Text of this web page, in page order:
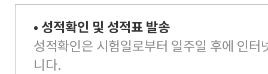
• 성적확인 및 성적표 발송
성적확인은 시험일로부터 일주일 후에 인터
니다.